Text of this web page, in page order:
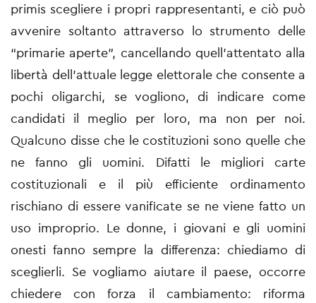
primis scegliere i propri rappresentanti, e ciò può
avvenire soltanto attraverso lo strumento delle
“primarie aperte”, cancellando quell’attentato alla
libertà dell’attuale legge elettorale che consente a
pochi oligarchi, se vogliono, di indicare come
candidati il meglio per loro, ma non per noi.
Qualcuno disse che le costituzioni sono quelle che
ne fanno gli uomini. Difatti le migliori carte
costituzionali e il più efficiente ordinamento
rischiano di essere vanificate se ne viene fatto un
uso improprio. Le donne, i giovani e gli uomini
onesti fanno sempre la differenza: chiediamo di
sceglierli. Se vogliamo aiutare il paese, occorre
chiedere con forza il cambiamento: riforma